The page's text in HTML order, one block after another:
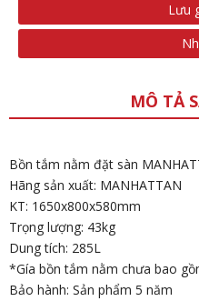
Lưu
MÔ TẢ
Bồn tắm nằm đặt sàn
Hãng sản xuất: MANHATTAN
KT: 1650x800x580mm
Trọng lượng: 43kg
Dung tích: 285L
*Gía bồn tắm nằm chưa bao
Bảo hành: Sản phẩm 5 năm